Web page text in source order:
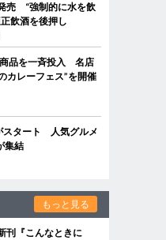
売 “強制的に水を飲
飲酒を後押し
品を一斉投入 名店
カレーフェス”を開催
スタート 人気グルメ
集結
もっと見る
刊『こんなときに